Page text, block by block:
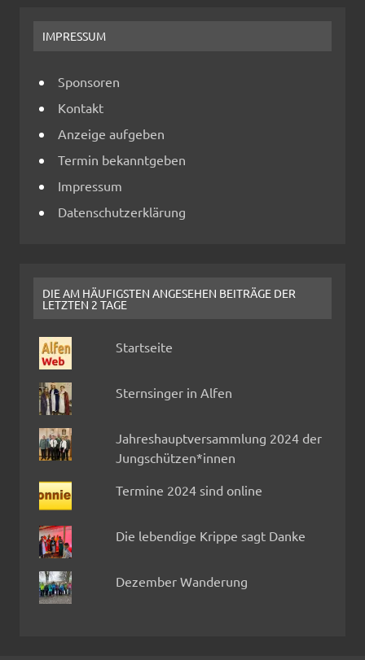
IMPRESSUM
Sponsoren
Kontakt
Anzeige aufgeben
Termin bekanntgeben
Impressum
Datenschutzerklärung
DIE AM HÄUFIGSTEN ANGESEHEN BEITRÄGE DER
LETZTEN 2 TAGE
Startseite
Sternsinger in Alfen
Jahreshauptversammlung 2024 der
Jungschützen*innen
Termine 2024 sind online
Die lebendige Krippe sagt Danke
Dezember Wanderung